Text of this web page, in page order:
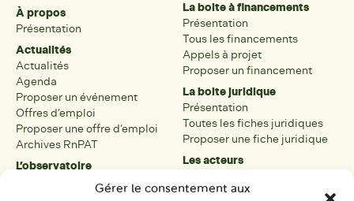
Gérer le consentement aux
À propos
Présentation
Actualités
Actualités
Agenda
Proposer un événement
Offres d’emploi
Proposer une offre d’emploi
Archives RnPAT
L’observatoire
Présentation de l’observatoire
La boite à financements
Présentation
Tous les financements
Appels à projet
Proposer un financement
La boite juridique
Présentation
Toutes les fiches juridiques
Proposer une fiche juridique
Les acteurs
Tous les acteurs